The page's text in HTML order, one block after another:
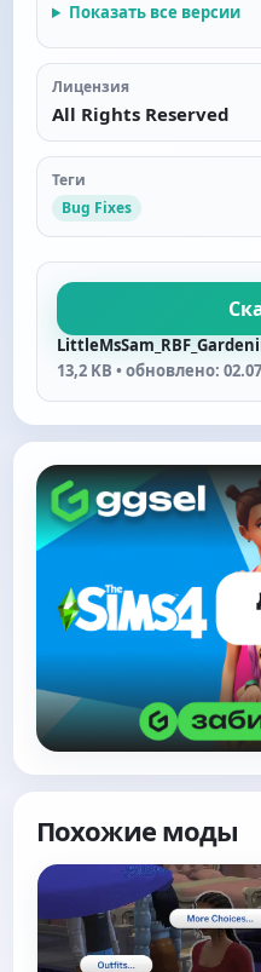
Показать все версии
Лицензия
All Rights Reserved
Теги
Bug Fixes
13,2 KB • обновлено:
Похожие моды